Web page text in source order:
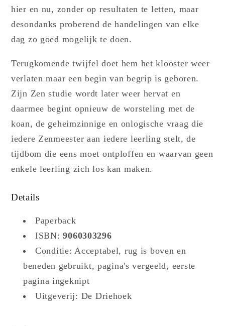
hier en nu, zonder op resultaten te letten, maar
desondanks proberend de handelingen van elke
dag zo goed mogelijk te doen.
Terugkomende twijfel doet hem het klooster weer
verlaten maar een begin van begrip is geboren.
Zijn Zen studie wordt later weer hervat en
daarmee begint opnieuw de worsteling met de
koan, de geheimzinnige en onlogische vraag die
iedere Zenmeester aan iedere leerling stelt, de
tijdbom die eens moet ontploffen en waarvan geen
enkele leerling zich los kan maken.
Details
Paperback
ISBN: 9060303296
Conditie: Acceptabel, rug is boven en
beneden gebruikt, pagina's vergeeld, eerste
pagina ingeknipt
Uitgeverij: De Driehoek